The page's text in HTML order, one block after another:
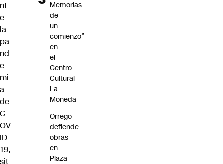
nt
e
la
pa
nd
e
mi
a
de
C
OV
ID-
19,
sit
Memorias
de
un
comienzo”
en
el
Centro
Cultural
La
Moneda
Orrego
defiende
obras
en
Plaza